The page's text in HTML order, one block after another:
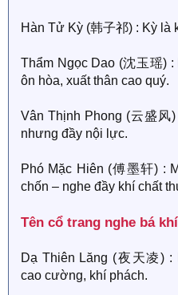
Hàn Tử Kỳ (韩子祁) : Kỳ là
Thẩm Ngọc Dao (沈玉瑶)
ôn hòa, xuất thân cao quý.
Vân Thịnh Phong (云盛风
nhưng đầy nội lực.
Phó Mặc Hiên (傅墨轩) :
chốn – nghe đầy khí chất
Tên cổ trang nghe bá
Dạ Thiên Lăng (夜天凌)
cao cường, khí phách.